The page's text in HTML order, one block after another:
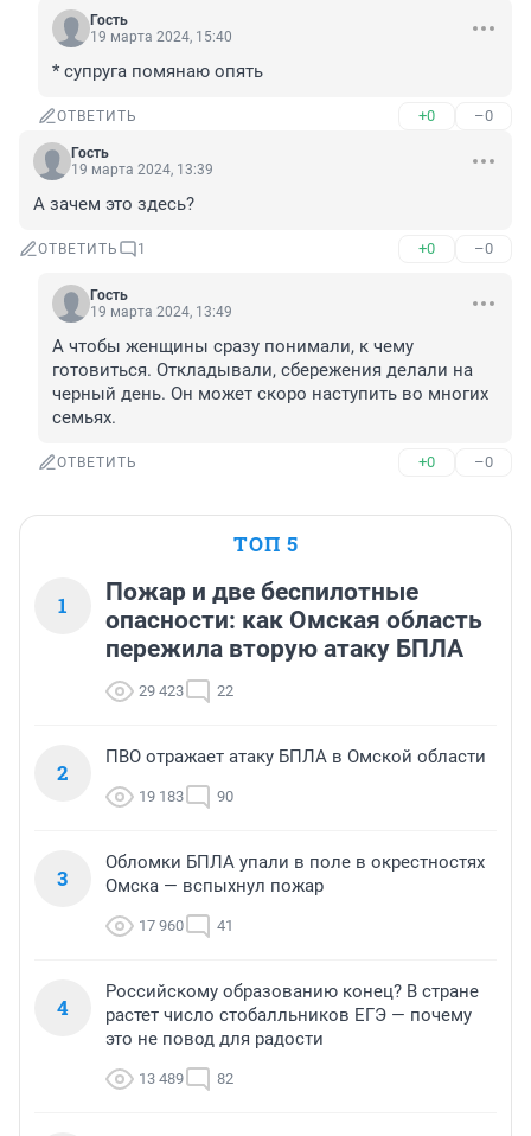
Гость
19 марта 2024, 15:40
* супруга помянаю опять
ОТВЕТИТЬ +0 –0
Гость
19 марта 2024, 13:39
А зачем это здесь?
ОТВЕТИТЬ 1 +0 –0
Гость
19 марта 2024, 13:49
А чтобы женщины сразу понимали, к чему
готовиться. Откладывали, сбережения делали на
черный день. Он может скоро наступить во многих
семьях.
ОТВЕТИТЬ +0 –0
ТОП 5
1
Пожар и две беспилотные
опасности: как Омская область
пережила вторую атаку БПЛА
29 423 22
2
ПВО отражает атаку БПЛА в Омской области
19 183 90
3
Обломки БПЛА упали в поле в окрестностях
Омска — вспыхнул пожар
17 960 41
4
Российскому образованию конец? В стране
растет число стобалльников ЕГЭ — почему
это не повод для радости
13 489 82